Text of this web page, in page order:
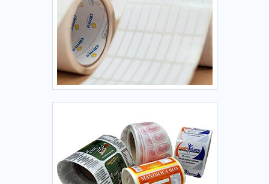
excelência de ponta a ponta.
congelados, cozinhas industriais e fábricas de refeições
prontas. As etiquetas BOPP para congelados proporcionam
segurança na rastreabilidade, reforçam a imagem da marca
e garantem a legibilidade das informações mesmo sob
congelamento. Alta resistência à umidade e baixas
temperaturas – O material BOPP não absorve água e
mantém a aderência e a legibilidade mesmo quando
exposto ao freezer ou gelo. Durabilidade e proteção da
contato com superfícies úmidas sem borrar ou descolar,
garantindo que as informações permaneçam visíveis.
Aderência segura em embalagens plásticas – O adesivo
permanente utilizado no BOPP fixa com eficiência em
embalagens plásticas, filme termoencolhível ou bandejas,